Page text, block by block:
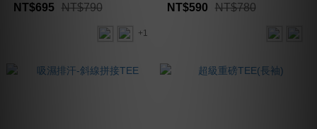
NT$695 NT$790
+1
NT$590 NT$780